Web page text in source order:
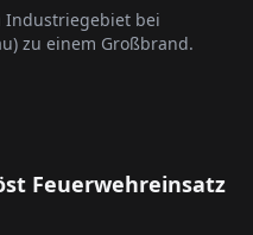
Industriegebiet bei
zu einem Großbrand.
Feuerwehreinsatz